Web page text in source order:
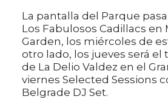
La pantalla del Parque
Los Fabulosos Cadillacs en
Garden, los miércoles de
otro lado, los jueves será
de La Delio Valdez en el
viernes Selected Sessions
Belgrade DJ Set.